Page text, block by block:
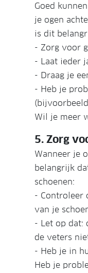
Goed
je ogen
is dit
- Zorg voor
- Laat ieder
- Draag je
- Heb je
Wil je meer
5. Zorg
Wanneer je
belangrijk
schoenen:
- Controleer
van je
- Let op dat:
de veters
- Heb je in
Heb je